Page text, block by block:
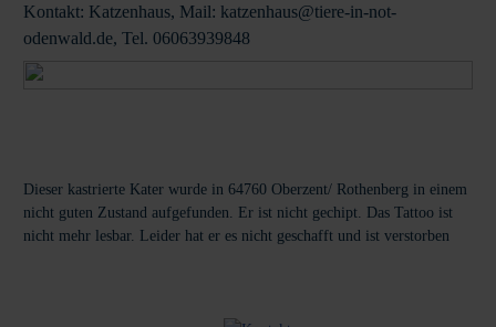
Kontakt: Katzenhaus, Mail: katzenhaus@tiere-in-not-
odenwald.de, Tel. 06063939848
Dieser kastrierte Kater wurde in 64760 Oberzent/ Rothenberg in einem
nicht guten Zustand aufgefunden. Er ist nicht gechipt. Das Tattoo ist
nicht mehr lesbar. Leider hat er es nicht geschafft und ist verstorben